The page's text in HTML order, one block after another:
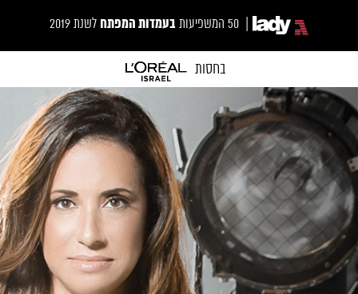
בעמדות המפתח לשנת 2019
בחסות